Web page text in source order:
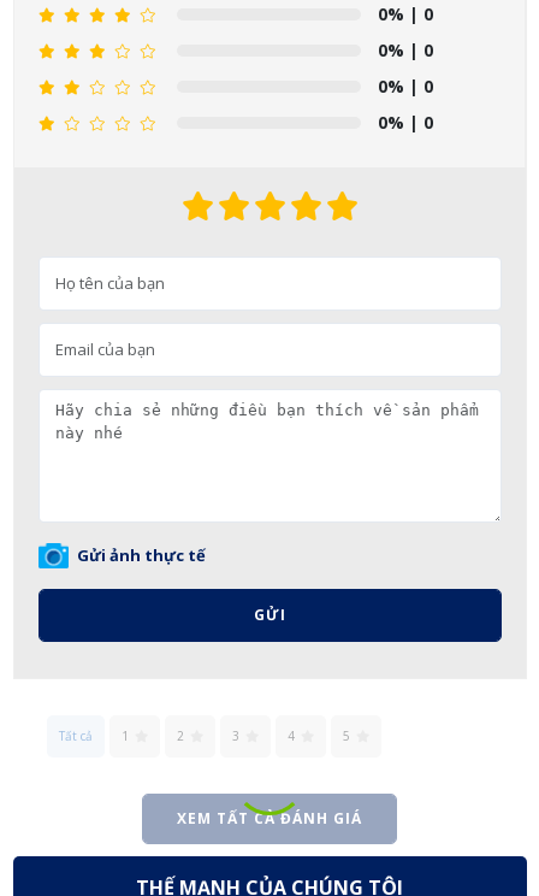
0% | 0
0% | 0
0% | 0
0% | 0
Gửi ảnh thực tế
GỬI
Tất cả 1 2 3 4 5
XEM TẤT CẢ ĐÁNH GIÁ
THẾ MẠNH CỦA CHÚNG TÔI